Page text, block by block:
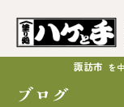
諏訪市 を
ブログ